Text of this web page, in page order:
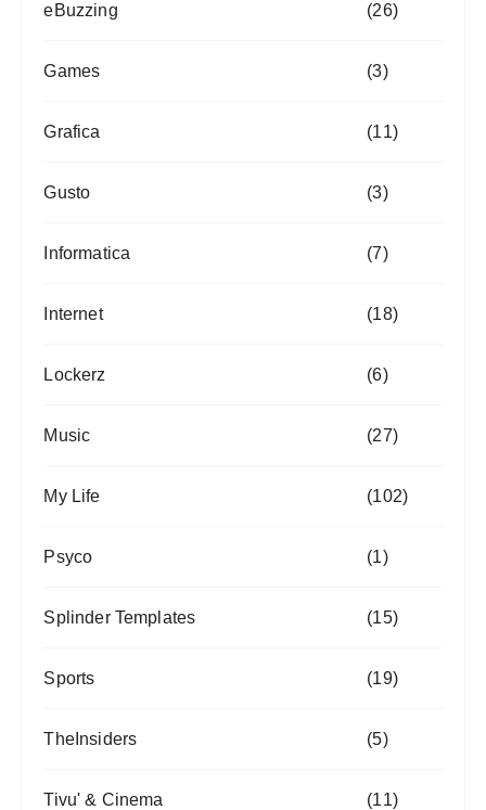
eBuzzing (26)
Games (3)
Grafica (11)
Gusto (3)
Informatica (7)
Internet (18)
Lockerz (6)
Music (27)
My Life (102)
Psyco (1)
Splinder Templates (15)
Sports (19)
TheInsiders (5)
Tivu' & Cinema (11)